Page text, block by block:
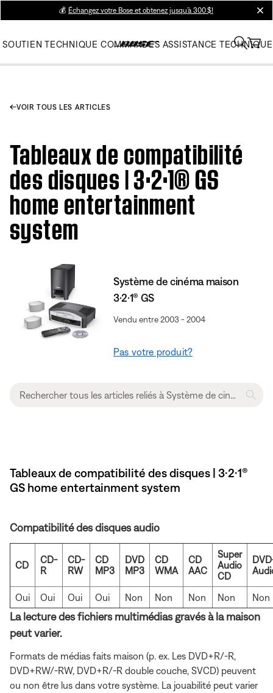
💰 Échangez votre Bose et obtenez jusqu’à 300 $!
SOUTIEN TECHNIQUE COMMANDES ASSISTANCE TECHNIQUE
VOIR TOUS LES ARTICLES
Tableaux de compatibilité
des disques | 3·2·1® GS
home entertainment
system
Système de cinéma maison
3·2·1® GS
Vendu entre 2003 - 2004
Pas votre produit?
Tableaux de compatibilité des disques | 3·2·1®
GS home entertainment system
Compatibilité des disques audio
CD
CD-
R
CD-
RW
CD
MP3
DVD
MP3
CD
WMA
CD
AAC
Super
Audio
CD
Oui Oui Oui Oui Non Non Non Non Non
La lecture des fichiers multimédias gravés à la maison
peut varier.
Formats de médias faits maison (p. ex. Les DVD+R/-R,
DVD+RW/-RW, DVD+R/-R double couche, SVCD) peuvent
ou non être lus dans votre système. La jouabilité peut varier